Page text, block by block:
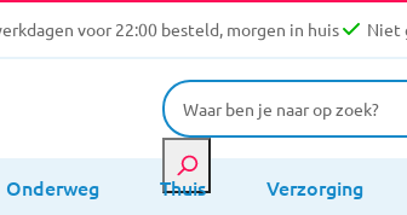
voor 22:00 besteld, morgen in huis Niet
Onderweg Thuis Verzorging